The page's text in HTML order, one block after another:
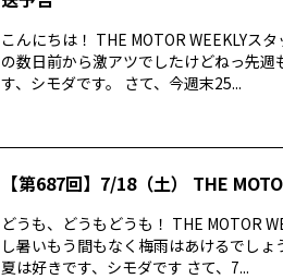
こんにちは！ THE MOTOR WEEKLYス
の数日前から激アツでしたけどねっ先
す、シモダです。 さて、今週末25...
【第687回】7/18（土） THE
どうも、どうもどうも！ THE MOTOR
し暑いもう間もなく梅雨はあけるでしょ
夏は好きです、シモダです さて、7...